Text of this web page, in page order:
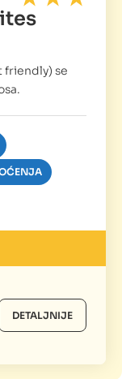
friendly) se
DETALJNIJE